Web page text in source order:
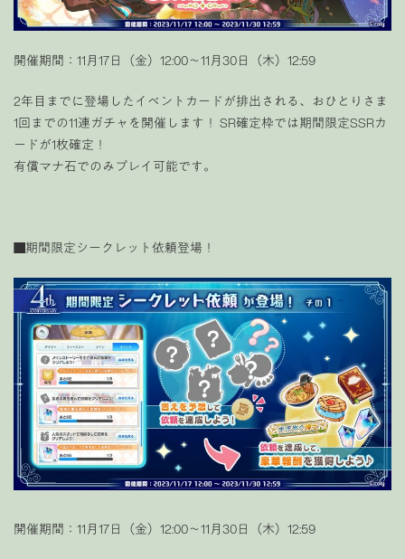
開催期間：11月17日（金）12:00〜11月30日（木）12:59
2年目までに登場したイベントカードが排出される、おひとりさま
1回までの11連ガチャを開催します！ SR確定枠では期間限定SSRカ
ードが1枚確定！
有償マナ石でのみプレイ可能です。
■期間限定シークレット依頼登場！
開催期間：11月17日（金）12:00〜11月30日（木）12:59